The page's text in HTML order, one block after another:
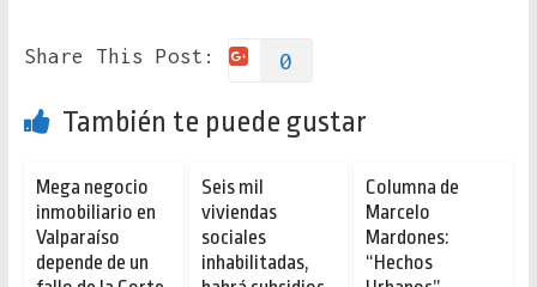
Share This Post: 0
También te puede gustar
Mega negocio
inmobiliario en
Valparaíso
depende de un
Seis mil
viviendas
sociales
inhabilitadas,
Columna de
Marcelo
Mardones:
“Hechos